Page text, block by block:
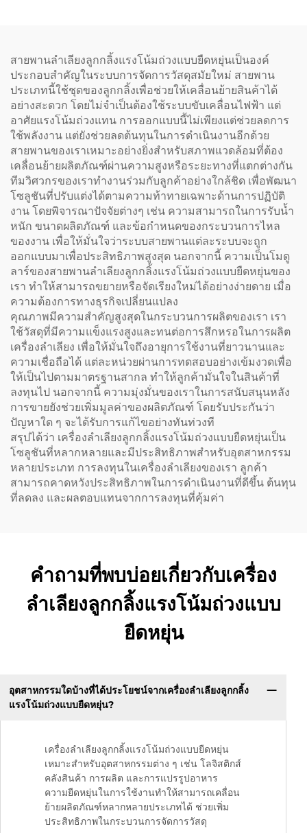
สายพานลำเลียงลูกกลิ้งแรงโน้มถ่วงแบบยืดหยุ่นเป็นองค์
ประกอบสำคัญในระบบการจัดการวัสดุสมัยใหม่ สายพาน
ประเภทนี้ใช้ชุดของลูกกลิ้งเพื่อช่วยให้เคลื่อนย้ายสินค้าได้
อย่างสะดวก โดยไม่จำเป็นต้องใช้ระบบขับเคลื่อนไฟฟ้า แต่
อาศัยแรงโน้มถ่วงแทน การออกแบบนี้ไม่เพียงแต่ช่วยลดการ
ใช้พลังงาน แต่ยังช่วยลดต้นทุนในการดำเนินงานอีกด้วย
สายพานของเราเหมาะอย่างยิ่งสำหรับสภาพแวดล้อมที่ต้อง
เคลื่อนย้ายผลิตภัณฑ์ผ่านความสูงหรือระยะทางที่แตกต่างกัน
ทีมวิศวกรของเราทำงานร่วมกับลูกค้าอย่างใกล้ชิด เพื่อพัฒนา
โซลูชันที่ปรับแต่งได้ตามความท้าทายเฉพาะด้านการปฏิบัติ
งาน โดยพิจารณาปัจจัยต่างๆ เช่น ความสามารถในการรับน้ำ
หนัก ขนาดผลิตภัณฑ์ และข้อกำหนดของกระบวนการไหล
ของงาน เพื่อให้มั่นใจว่าระบบสายพานแต่ละระบบจะถูก
ออกแบบมาเพื่อประสิทธิภาพสูงสุด นอกจากนี้ ความเป็นโมดู
ลาร์ของสายพานลำเลียงลูกกลิ้งแรงโน้มถ่วงแบบยืดหยุ่นของ
เรา ทำให้สามารถขยายหรือจัดเรียงใหม่ได้อย่างง่ายดาย เมื่อ
ความต้องการทางธุรกิจเปลี่ยนแปลง
คุณภาพมีความสำคัญสูงสุดในกระบวนการผลิตของเรา เรา
ใช้วัสดุที่มีความแข็งแรงสูงและทนต่อการสึกหรอในการผลิต
เครื่องลำเลียง เพื่อให้มั่นใจถึงอายุการใช้งานที่ยาวนานและ
ความเชื่อถือได้ แต่ละหน่วยผ่านการทดสอบอย่างเข้มงวดเพื่อ
ให้เป็นไปตามมาตรฐานสากล ทำให้ลูกค้ามั่นใจในสินค้าที่
ลงทุนไป นอกจากนี้ ความมุ่งมั่นของเราในการสนับสนุนหลัง
การขายยังช่วยเพิ่มมูลค่าของผลิตภัณฑ์ โดยรับประกันว่า
ปัญหาใด ๆ จะได้รับการแก้ไขอย่างทันท่วงที
สรุปได้ว่า เครื่องลำเลียงลูกกลิ้งแรงโน้มถ่วงแบบยืดหยุ่นเป็น
โซลูชันที่หลากหลายและมีประสิทธิภาพสำหรับอุตสาหกรรม
หลายประเภท การลงทุนในเครื่องลำเลียงของเรา ลูกค้า
สามารถคาดหวังประสิทธิภาพในการดำเนินงานที่ดีขึ้น ต้นทุน
ที่ลดลง และผลตอบแทนจากการลงทุนที่คุ้มค่า
คำถามที่พบบ่อยเกี่ยวกับเครื่อง
ลำเลียงลูกกลิ้งแรงโน้มถ่วงแบบ
ยืดหยุ่น
อุตสาหกรรมใดบ้างที่ได้ประโยชน์จากเครื่องลำเลียงลูกกลิ้ง
แรงโน้มถ่วงแบบยืดหยุ่น?
เครื่องลำเลียงลูกกลิ้งแรงโน้มถ่วงแบบยืดหยุ่น
เหมาะสำหรับอุตสาหกรรมต่าง ๆ เช่น โลจิสติกส์
คลังสินค้า การผลิต และการแปรรูปอาหาร
ความยืดหยุ่นในการใช้งานทำให้สามารถเคลื่อน
ย้ายผลิตภัณฑ์หลากหลายประเภทได้ ช่วยเพิ่ม
ประสิทธิภาพในกระบวนการจัดการวัสดุ